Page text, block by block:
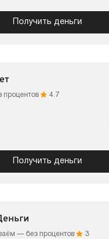
Получить деньги
процентов 4.7
Получить деньги
— без процентов 3